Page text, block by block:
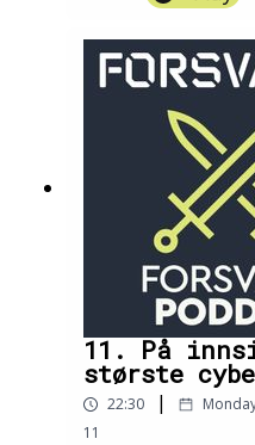
er vi sikre på at
korrupsjon? Dette
Forsvarsmateriell,
denne episoden.
11. På
største
22:30 |
11